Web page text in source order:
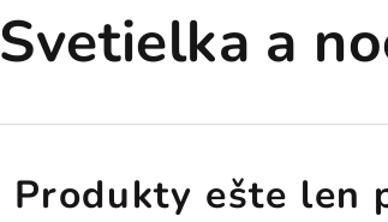
Svetielka a
Produkty ešte len